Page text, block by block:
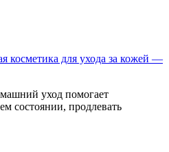
косметика для ухода за кожей —
уход помогает
состоянии, продлевать